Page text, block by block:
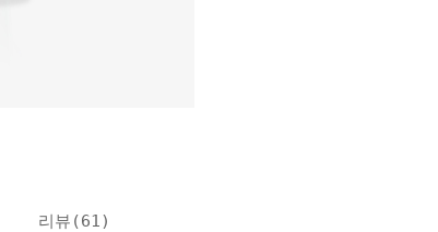
리뷰(61)